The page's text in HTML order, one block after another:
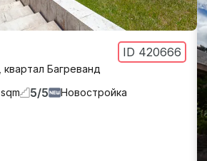
ID 420666
квартал Багреванд
sqm 5/5 Новостройка